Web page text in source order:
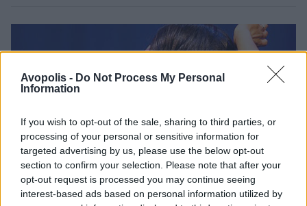
Avopolis - Do Not Process My Personal
Information
If you wish to opt-out of the sale, sharing to third parties, or
processing of your personal or sensitive information for
targeted advertising by us, please use the below opt-out
section to confirm your selection. Please note that after your
opt-out request is processed you may continue seeing
interest-based ads based on personal information utilized by